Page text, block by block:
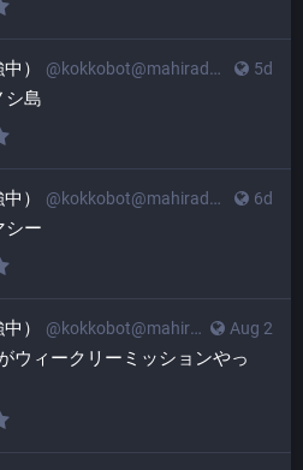
5d
） @kokkobot@mahiradon.com
シ島
6d
） @kokkobot@mahiradon.com
シー
Aug 2
） @kokkobot@mahiradon.com
ウィークリーミッションやっ